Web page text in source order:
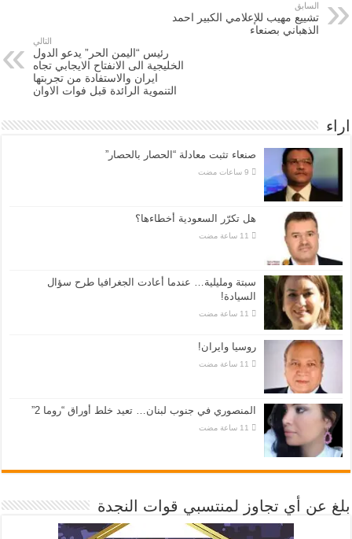
السابق
تشييع مهيب للإعلامي الكبير احمد
الذهباني بصنعاء
التالي
رئيس “اليمن الحر” يدعو الدول
الخليجية الى الانفتاح الايجابي تجاه
ايران والاستفادة من تجربتها
التنموية الرائدة قبل فوات الاوان
اراء
صنعاء تثبت معادلة “الحصار بالحصار”
هل تكرّر السعودية أخطاءها؟
سبتة ومليلية… عندما أعادت الجغرافيا طرح سؤال
السيادة!
روسيا وايران!
المنصوري في جنوب لبنان… تعيد خلط أوراق “روما 2”
بلغ عن أي تجاوز لمنتسبي قوات النجدة